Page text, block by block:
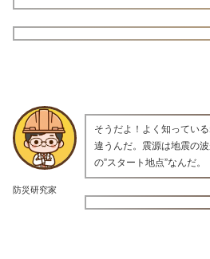
防災研究家
そうだよ！よく知ってい
違うんだ。震源は地震の
の”スタート地点”なんだ。